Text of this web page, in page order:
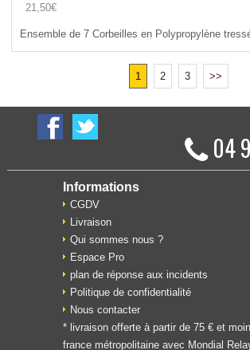
21,50€
Ensemble de 7 Corbeilles en Polypropylène
1 2 3 >>
04
Informations
CGDV
Livraison
Qui sommes nous ?
Espace Pro
plan de réponse aux incidents
Politique de confidentialité
Nous contacter
* livraison offerte à partir de 75 € et
france métropolitaine avec Mondial